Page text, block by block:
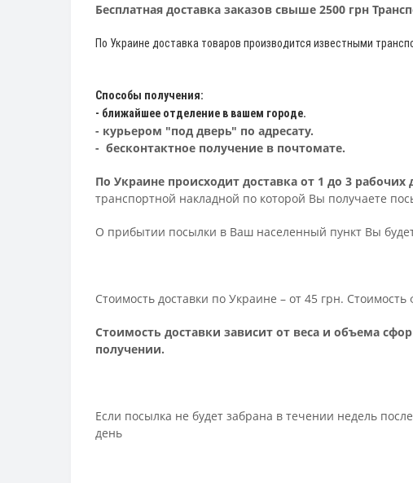
Бесплатная доставка заказов свыше 2500 грн
По Украине доставка товаров производится известными
Способы получения:
- ближайшее отделение в вашем городе.
- курьером "под дверь" по адресату.
- бесконтактное получение в почтомате.
По Украине происходит доставка от 1 до 3
транспортной накладной по которой Вы получаете
О прибытии посылки в Ваш населенный пункт Вы
Стоимость доставки по Украине – от 45 грн.
Стоимость доставки зависит от веса и объема
получении.
Если посылка не будет забрана в течении недель
день